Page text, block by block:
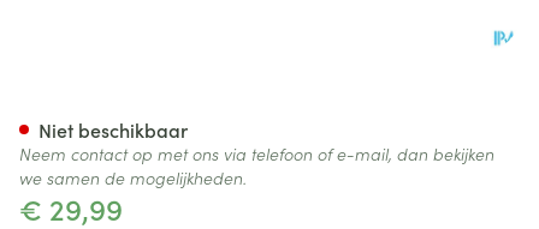
€ 29,99
Niet beschikbaar
Neem contact op met ons via telefoon of e-mail, dan bekijken
we samen de mogelijkheden.